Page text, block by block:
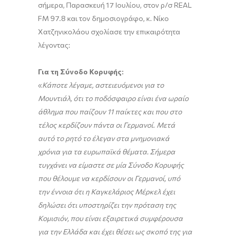
σήμερα, Παρασκευή 17 Ιουλίου, στον ρ/σ REAL
FM 97.8 και τον δημοσιογράφο, κ. Νίκο
Χατζηνικολάου σχολίασε την επικαιρότητα
λέγοντας:
Για τη Σύνοδο Κορυφής:
«Κάποτε λέγαμε, αστειευόμενοι για το
Μουντιάλ, ότι το ποδόσφαιρο είναι ένα ωραίο
άθλημα που παίζουν 11 παίκτες και που στο
τέλος κερδίζουν πάντα οι Γερμανοί. Μετά
αυτό το ρητό το έλεγαν στα μνημονιακά
χρόνια για τα ευρωπαϊκά θέματα. Σήμερα
τυγχάνει να είμαστε σε μία Σύνοδο Κορυφής
που θέλουμε να κερδίσουν οι Γερμανοί, υπό
την έννοια ότι η Καγκελάριος Μέρκελ έχει
δηλώσει ότι υποστηρίζει την πρόταση της
Κομισιόν, που είναι εξαιρετικά συμφέρουσα
για την Ελλάδα και έχει θέσει ως σκοπό της για